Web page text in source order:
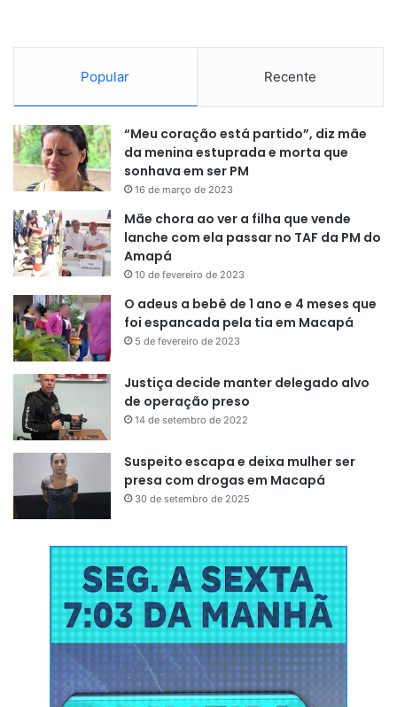
Popular Recente
“Meu coração está partido”, diz mãe
da menina estuprada e morta que
sonhava em ser PM
16 de março de 2023
Mãe chora ao ver a filha que vende
lanche com ela passar no TAF da PM do
Amapá
10 de fevereiro de 2023
O adeus a bebê de 1 ano e 4 meses que
foi espancada pela tia em Macapá
5 de fevereiro de 2023
Justiça decide manter delegado alvo
de operação preso
14 de setembro de 2022
Suspeito escapa e deixa mulher ser
presa com drogas em Macapá
30 de setembro de 2025